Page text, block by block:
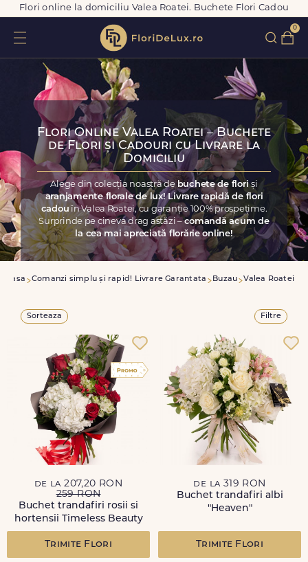
Flori online la domiciliu Valea Roatei. Buchete Flori Cadou
0
Flori Online Valea Roatei – Buchete
de Flori și Cadouri cu Livrare la
Domiciliu
Alege din colecția noastră de buchete de floriși
aranjamente florale de lux! Livrare rapidă de flori
cadou în Valea Roatei, cu garanție 100% prospețime.
Surprinde pe cineva drag astăzi –comandă acum de
la cea mai apreciată florărie online!
Acasa Comanzi simplu și rapid! Livrare Garantata Buzau Valea Roatei
Sorteaza Filtre
de la 207,20 RON
259 RON
Buchet trandafiri rosii si
hortensii Timeless Beauty
Trimite Flori
de la 319 RON
Buchet trandafiri albi
"Heaven"
Trimite Flori